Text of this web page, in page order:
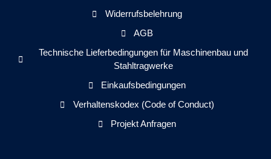
Widerrufsbelehrung
AGB
Technische Lieferbedingungen für Maschinenbau und
Stahltragwerke
Einkaufsbedingungen
Verhaltenskodex (Code of Conduct)
Projekt Anfragen